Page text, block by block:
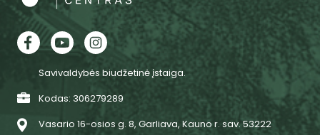
Savivaldybės biudžetinė įstaiga.
Kodas: 306279289
Vasario 16-osios g. 8, Garliava, Kauno r. sav. 53222